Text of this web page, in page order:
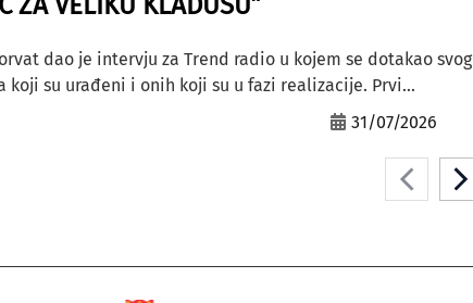
dao je intervju za Trend radio u kojem se dotakao svog
koji su urađeni i onih koji su u fazi realizacije. Prvi...
31/07/2026